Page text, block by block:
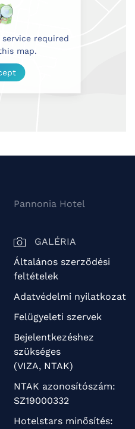
service required
map.
Pannonia Hotel
GALÉRIA
Általános szerződési
feltételek
Adatvédelmi nyilatkozat
Felügyeleti szervek
Bejelentkezéshez
szükséges
(VIZA, NTAK)
NTAK azonosítószám:
SZ19000332
Hotelstars minősítés: